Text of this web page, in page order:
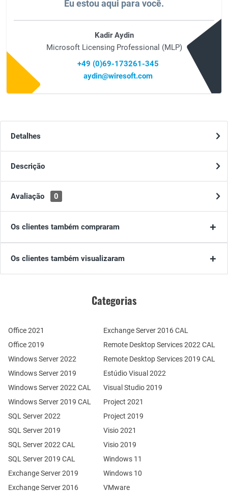
Eu estou aqui para você.
Kadir Aydin
Microsoft Licensing Professional (MLP)
+49 (0)69-173261-345
aydin@wiresoft.com
Detalhes
Descrição
Avaliação 0
Os clientes também compraram
Os clientes também visualizaram
Categorias
Office 2021
Office 2019
Windows Server 2022
Windows Server 2019
Exchange Server 2019
Exchange Server 2016
SQL Server 2022
SQL Server 2019
Windows Server 2022 CAL
Windows Server 2019 CAL
SQL Server 2022 CAL
SQL Server 2019 CAL
Remote Desktop Services 2022 CAL
Remote Desktop Services 2019 CAL
Exchange Server 2016 CAL
Estúdio Visual 2022
Visual Studio 2019
Project 2021
Project 2019
Visio 2021
Visio 2019
Windows 11
Windows 10
VMware